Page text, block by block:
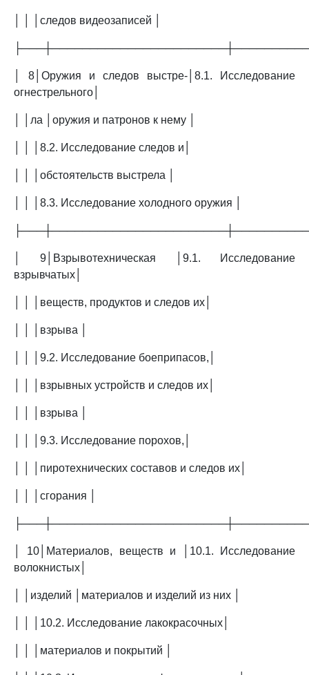
│ │ │следов видеозаписей │
│ 8│Оружия и следов выстре-│8.1. Исследование
огнестрельного│
│ │ла │оружия и патронов к нему │
│ │ │8.2. Исследование следов и│
│ │ │обстоятельств выстрела │
│ │ │8.3. Исследование холодного оружия │
│ 9│Взрывотехническая │9.1. Исследование
взрывчатых│
│ │ │веществ, продуктов и следов их│
│ │ │взрыва │
│ │ │9.2. Исследование боеприпасов,│
│ │ │взрывных устройств и следов их│
│ │ │взрыва │
│ │ │9.3. Исследование порохов,│
│ │ │пиротехнических составов и следов их│
│ │ │сгорания │
│ 10│Материалов, веществ и │10.1. Исследование
волокнистых│
│ │изделий │материалов и изделий из них │
│ │ │10.2. Исследование лакокрасочных│
│ │ │материалов и покрытий │